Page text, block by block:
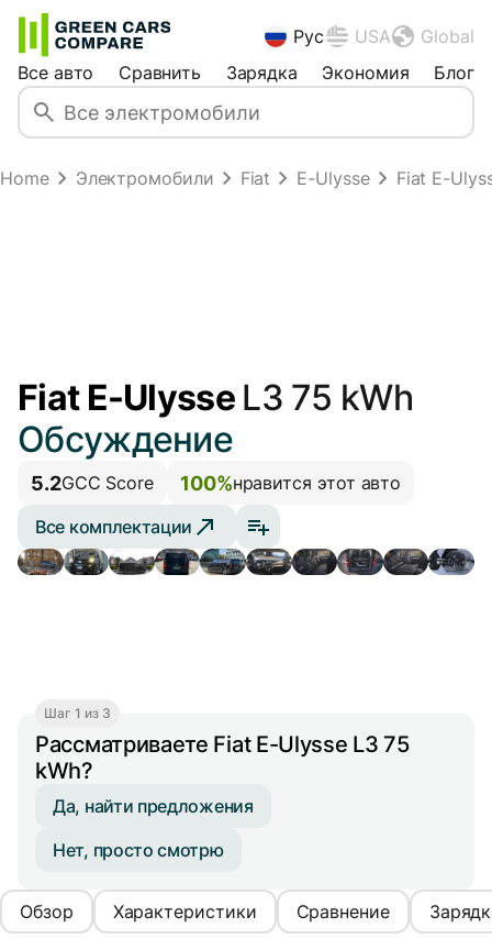
Рус USA
Global
Все авто
Сравнить Зарядка Экономия Блог
Home Электромобили Fiat E-Ulysse Fiat E-
Fiat E-Ulysse L3 75 kWh
Обсуждение
5.2GCC Score 100%нравится этот авто
Все комплектации
Шаг 1 из 3
Рассматриваете Fiat E-Ulysse L3 75
kWh?
Да, найти предложения
Нет, просто смотрю
Обзор Характеристики Сравнение